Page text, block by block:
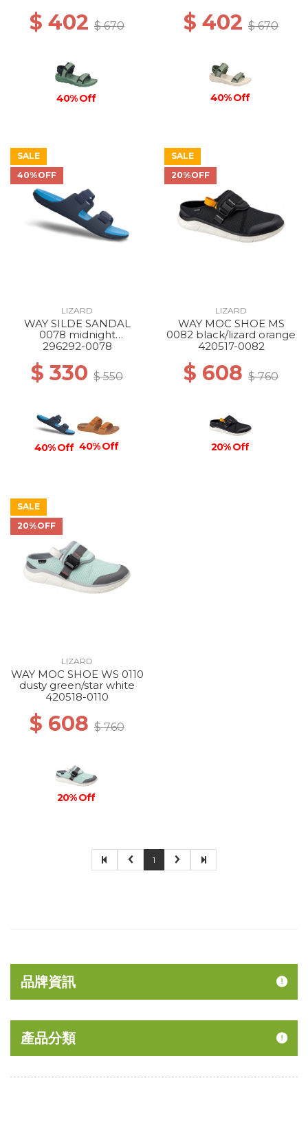
$ 402 $ 670
40% Off
$ 402 $ 670
40% Off
SALE
40%OFF
LIZARD
WAY SILDE SANDAL
0078 midnight
blue/atlantic blue
296292-0078
$ 330 $ 550
40% Off 40% Off
SALE
20%OFF
LIZARD
WAY MOC SHOE MS
0082 black/lizard orange
420517-0082
$ 608 $ 760
20% Off
SALE
20%OFF
LIZARD
WAY MOC SHOE WS 0110
dusty green/star white
420518-0110
$ 608 $ 760
20% Off
1
品牌資訊
產品分類